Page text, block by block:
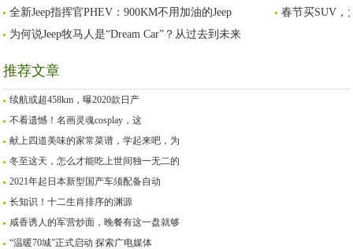
全新Jeep指挥官PHEV：900KM不用加油的Jeep
春节买SUV，
为何说Jeep牧马人是“Dream Car”？从过去到未来
推荐文章
续航或超458km，曝2020款日产
不看遗憾！名画灵魂cosplay，这
献上四道美味的家常菜谱，学起来吧，为
冬至这天，怎么才能吃上世间独一无二的
2021年起日本新型国产车须配备自动
长知识！十二生肖排序的渊源
咸香诱人的军营炒面，晚餐有这一盘就够
“温暖70城”正式启动 探索广电媒体